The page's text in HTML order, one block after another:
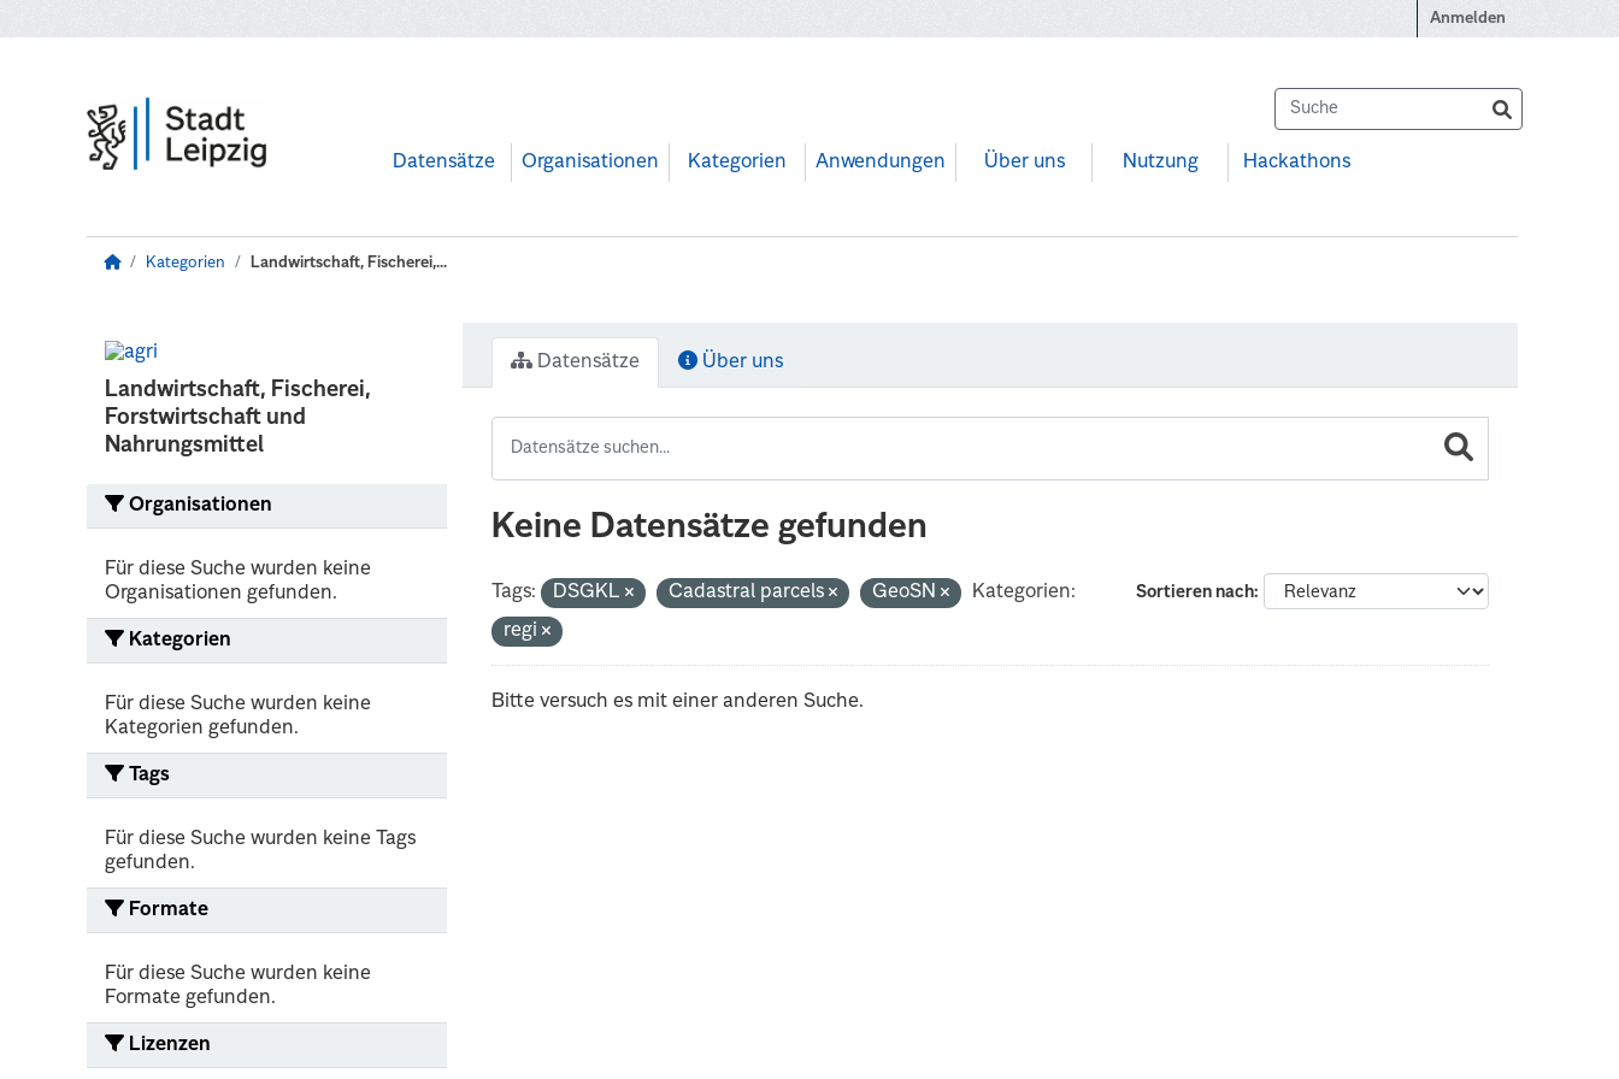
Anmelden
Datensätze Organisationen Kategorien Anwendungen Über uns Nutzung Hackathons
Kategorien Landwirtschaft, Fischerei,...
Landwirtschaft, Fischerei,
Forstwirtschaft und
Nahrungsmittel
Organisationen
Für diese Suche wurden keine
Organisationen gefunden.
Kategorien
Für diese Suche wurden keine
Kategorien gefunden.
Tags
Für diese Suche wurden keine Tags
gefunden.
Formate
Für diese Suche wurden keine
Formate gefunden.
Lizenzen
Datensätze Über uns
Keine Datensätze gefunden
Sortieren nach
Tags: DSGKL Cadastral parcels GeoSN
Kategorien:
regi
Bitte versuch es mit einer anderen Suche.